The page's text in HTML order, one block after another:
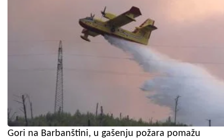
Gori na Barbanštini, u gašenju požara pomažu